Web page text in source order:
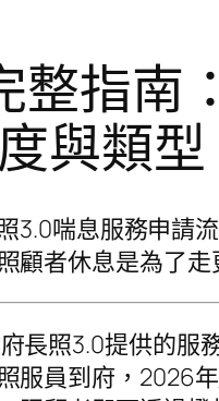
整指南
與類型
3.0喘息服務申請
顧者休息是為了走
長照3.0提供的服
服員到府，2026